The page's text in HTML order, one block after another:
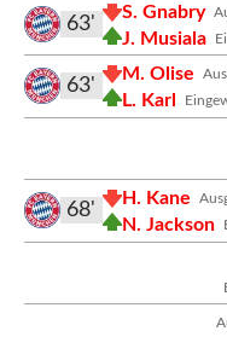
S. Gnabry
J. Musiala
63'
M. Olise
L. Karl
63'
H. Kane
N. Jackson
68'